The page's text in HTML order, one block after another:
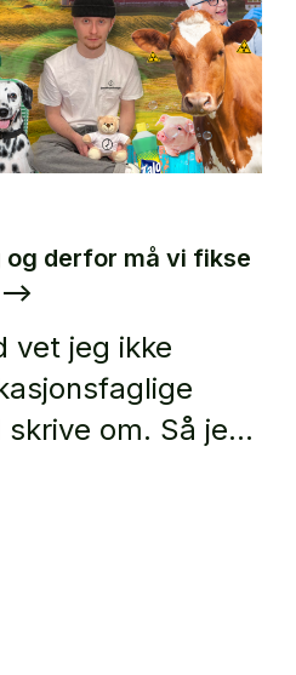
og derfor må vi fikse
–>
vet jeg ikke
om. Så jeg
kirurgisk